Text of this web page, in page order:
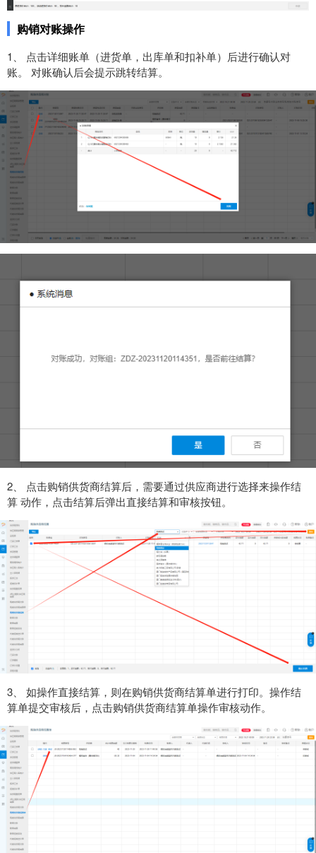
购销对账操作
1、 点击详细账单（进货单，出库单和扣补单）后进行确认对
账。 对账确认后会提示跳转结算。
2、 点击购销供货商结算后，需要通过供应商进行选择来操作结
算 动作，点击结算后弹出直接结算和审核按钮。
3、 如操作直接结算，则在购销供货商结算单进行打印。操作结
算单提交审核后，点击购销供货商结算单操作审核动作。